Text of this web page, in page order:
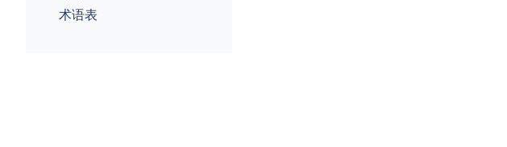
术语表